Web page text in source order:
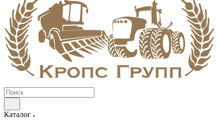
Каталог